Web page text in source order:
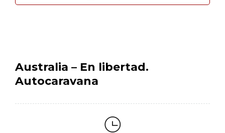
Australia – En libertad.
Autocaravana